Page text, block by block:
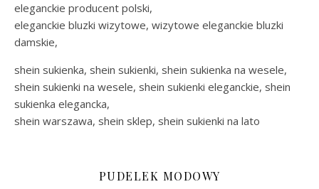
eleganckie producent polski,
eleganckie bluzki wizytowe, wizytowe eleganckie bluzki
damskie,
shein sukienka, shein sukienki, shein sukienka na wesele,
shein sukienki na wesele, shein sukienki eleganckie, shein
sukienka elegancka,
shein warszawa, shein sklep, shein sukienki na lato
PUDELEK MODOWY